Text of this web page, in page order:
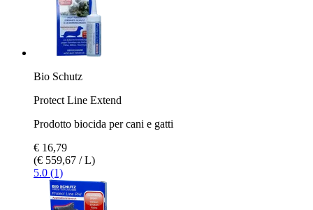
Bio Schutz
Protect Line Extend
Prodotto biocida per cani e gatti
€ 16,79
(€ 559,67 / L)
5.0 (1)